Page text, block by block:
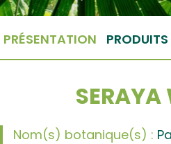
PRÉSENTATION
SERAYA
Nom(s) botanique(s) :